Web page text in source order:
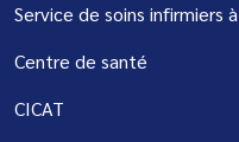
Service de soins infirmiers
Centre de santé
CICAT